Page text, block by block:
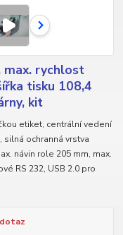
max. rychlost
tisku 108,4
kit
etiket, centrální vedení
ochranná vrstva
návin role 205 mm, max.
RS 232, USB 2.0 pro